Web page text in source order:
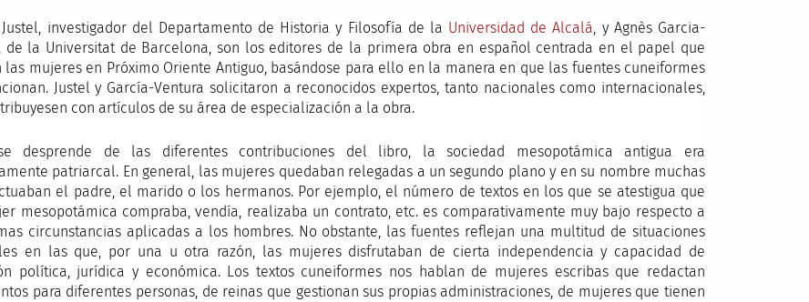
Justel, investigador del Departamento de Historia y Filosofía de la Universidad de Alcalá, y Agnès Garcia-
de la Universitat de Barcelona, son los editores de la primera obra en español centrada en el papel que
las mujeres en Próximo Oriente Antiguo, basándose para ello en la manera en que las fuentes cuneiformes
Justel y García-Ventura solicitaron a reconocidos expertos, tanto nacionales como internacionales,
con artículos de su área de especialización a la obra.
desprende de las diferentes contribuciones del libro, la sociedad mesopotámica antigua era
patriarcal. En general, las mujeres quedaban relegadas a un segundo plano y en su nombre muchas
el padre, el marido o los hermanos. Por ejemplo, el número de textos en los que se atestigua que
mesopotámica compraba, vendía, realizaba un contrato, etc. es comparativamente muy bajo respecto a
circunstancias aplicadas a los hombres. No obstante, las fuentes reflejan una multitud de situaciones
en las que, por una u otra razón, las mujeres disfrutaban de cierta independencia y capacidad de
política, jurídica y económica. Los textos cuneiformes nos hablan de mujeres escribas que redactan
para diferentes personas, de reinas que gestionan sus propias administraciones, de mujeres que tienen